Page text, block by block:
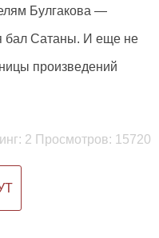
Булгакова —
бал Сатаны. И еще не
произведений
2 Просмотров: 15720